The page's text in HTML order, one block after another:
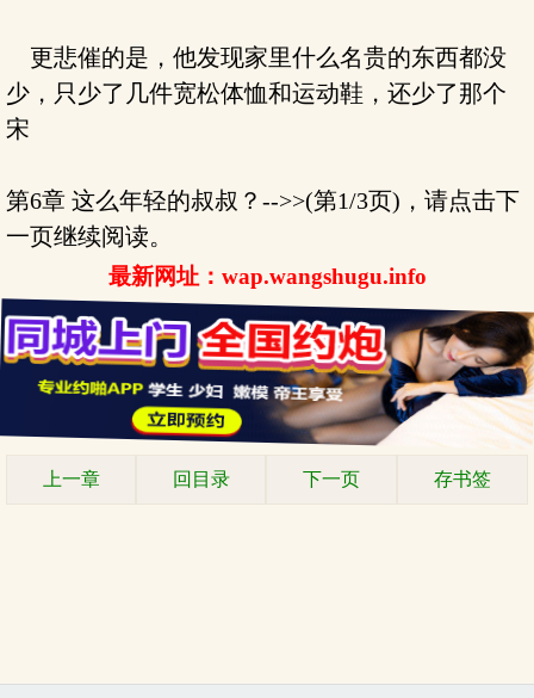
更悲催的是，他发现家里什么名贵的东西都没
少，只少了几件宽松体恤和运动鞋，还少了那个
宋
第6章 这么年轻的叔叔？-->>(第1/3页)，请点击下
一页继续阅读。
最新网址：wap.wangshugu.info
上一章 回目录 下一页 存书签